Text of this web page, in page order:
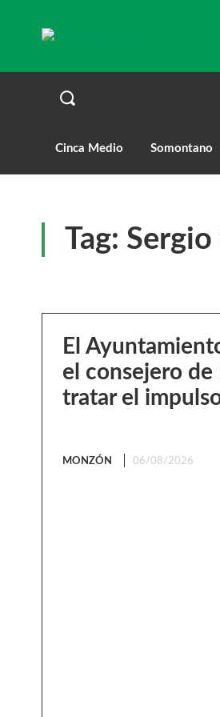
Cinca Medio Somontano
Tag: Sergio
El
el consejero de
tratar el
MONZÓN 06/08/2026